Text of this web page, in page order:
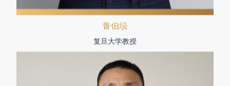
鲁伯埙
复旦大学教授